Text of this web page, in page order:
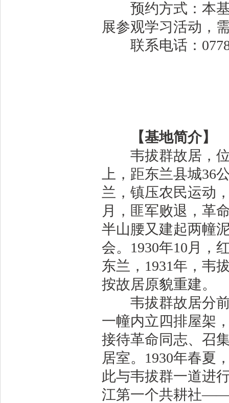
预约方式：本基
展参观学习活动，
联系电话：
【基地简介】
韦拔群故居，位
上，距东兰县城36
兰，镇压农民运动
月，匪军败退，革
半山腰又建起两幢
会。1930年10月，
东兰，1931年，韦
按故居原貌重建。
韦拔群故居分前
一幢内立四排屋架
接待革命同志、召
居室。1930年春夏
此与韦拔群一道进
江第一个共耕社——